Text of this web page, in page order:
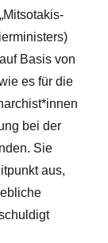
Basis von
es für die
bei der
Sie
aus,